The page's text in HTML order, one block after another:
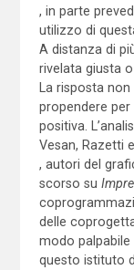
, in parte
utilizzo di
A distanza di
rivelata giusta
La risposta
propendere
positiva.
Vesan, Razetti
, autori del
scorso su
delle
modo palpabile
questo istituto